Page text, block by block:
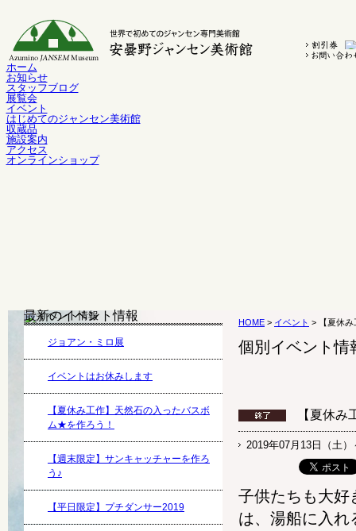
ホーム
お知らせ
スタッフブログ
展覧会
イベント
はじめてのジャンセン美術館
収蔵品
施設案内
アクセス
オンラインショップ
最新のイベント情報
ジョアン・ミロ展
イベントはお休みします
【夏休み工作】天然石の入ったバスボ
ム★を作ろう！
【週末限定】サンキャッチャーを作ろ
う♪
【平日限定】プチダンサー2019
HOME > イベント > 【夏休
個別イベント情
【夏休み
2019年07月13日（土
子供たちも大好
は、湯船に入れ